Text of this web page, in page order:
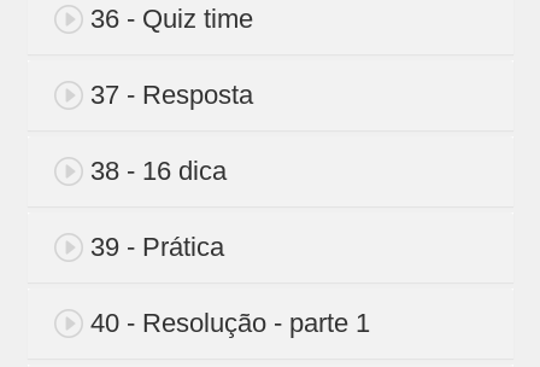
36 - Quiz time
37 - Resposta
38 - 16 dica
39 - Prática
40 - Resolução - parte 1